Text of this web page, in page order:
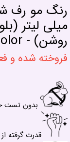
میلی لیتر
روشن) - REF Permanent Hair Color
فروخته شده و
بدون تست
قدرت گرفته از